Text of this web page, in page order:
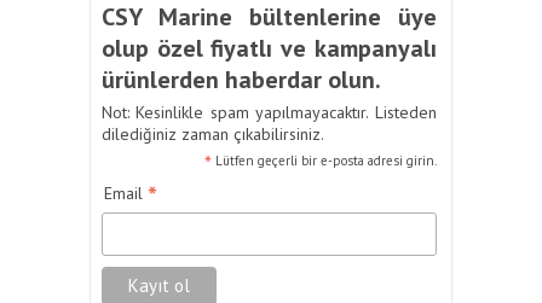
CSY Marine bültenlerine üye
olup özel fiyatlı ve kampanyalı
ürünlerden haberdar olun.
Not: Kesinlikle spam yapılmayacaktır. Listeden
dilediğiniz zaman çıkabilirsiniz.
* Lütfen geçerli bir e-posta adresi girin.
Email *